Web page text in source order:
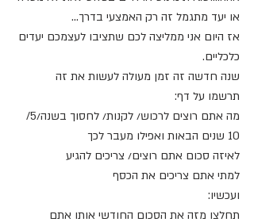
או יעד מתגמל זה רק האמצעי בדרך...
אז היום אני ממליצה לכם שתציבו לעצמכם יעדים
כלכליים.
שנה חדשה זה זמן מעולה לעשות את זה
תרשמו על דף:
מה אתם רוצים לרכוש/ לקנות/ לחסוך בשנה/5/
10 שנים הבאות ואפילו מעבר לכך
לאיזה סכום אתם רוצים/ צריכים להגיע
למתי אתם צריכים את הכסף
ועכשיו:
תחלצו מזה את הסכום החודשי אותו אתם